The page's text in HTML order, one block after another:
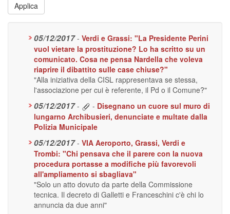
Applica
05/12/2017 - Verdi e Grassi: "La Presidente Perini
vuol vietare la prostituzione? Lo ha scritto su un
comunicato. Cosa ne pensa Nardella che voleva
riaprire il dibattito sulle case chiuse?"
"Alla iniziativa della CISL rappresentava se stessa,
l'associazione per cui è referente, il Pd o il Comune?"
05/12/2017 - - Disegnano un cuore sul muro di
lungarno Archibusieri, denunciate e multate dalla
Polizia Municipale
05/12/2017 - VIA Aeroporto, Grassi, Verdi e
Trombi: "Chi pensava che il parere con la nuova
procedura portasse a modifiche più favorevoli
all'ampliamento si sbagliava"
"Solo un atto dovuto da parte della Commissione
tecnica. Il decreto di Galletti e Franceschini c'è chi lo
annuncia da due anni"